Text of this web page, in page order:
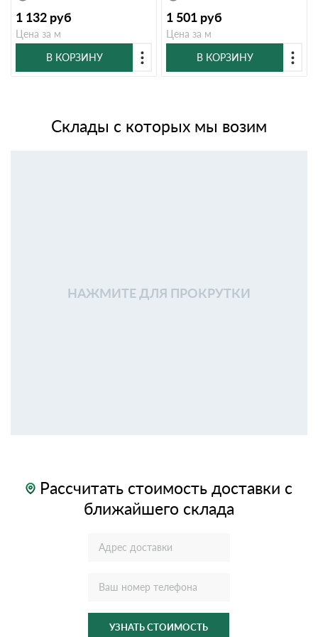
1 132 руб
Цена за м
В КОРЗИНУ
1 501 руб
Цена за м
В КОРЗИНУ
Склады с которых мы возим
НАЖМИТЕ ДЛЯ ПРОКРУТКИ
Рассчитать стоимость доставки с
ближайшего склада
УЗНАТЬ СТОИМОСТЬ